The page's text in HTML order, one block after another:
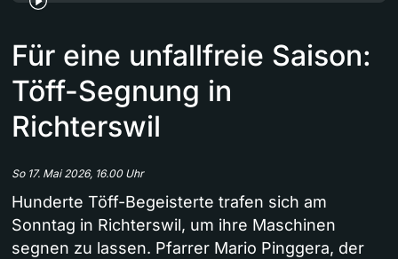
Für eine unfallfreie Saison:
Töff-Segnung in
Richterswil
So 17. Mai 2026, 16.00 Uhr
Hunderte Töff-Begeisterte trafen sich am
Sonntag in Richterswil, um ihre Maschinen
segnen zu lassen. Pfarrer Mario Pinggera, der